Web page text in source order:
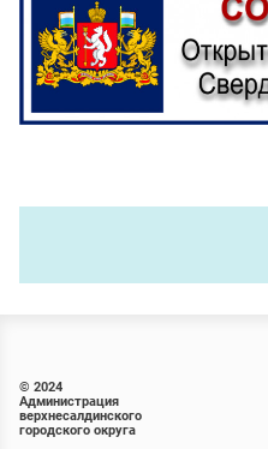
© 2024
Администрация
верхнесалдинского
городского округа